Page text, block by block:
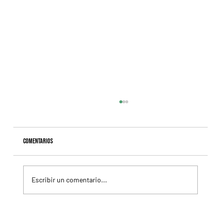
Comentarios
Escribir un comentario...